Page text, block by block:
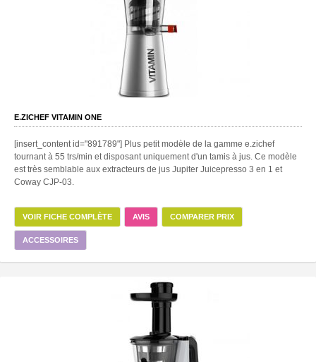
E.ZICHEF VITAMIN ONE
[insert_content id="891789"] Plus petit modèle de la gamme e.zichef
tournant à 55 trs/min et disposant uniquement d'un tamis à jus. Ce modèle
est très semblable aux extracteurs de jus Jupiter Juicepresso 3 en 1 et
Coway CJP-03.
VOIR FICHE COMPLÈTE AVIS COMPARER PRIX
ACCESSOIRES